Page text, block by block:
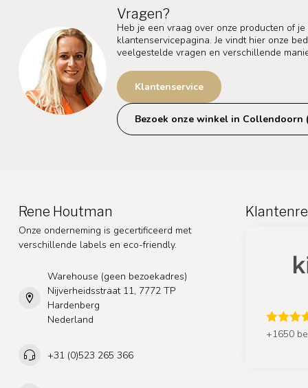
Vragen?
Heb je een vraag over onze producten of
klantenservicepagina. Je vindt hier onze
veelgestelde vragen en verschillende
Klantenservice
Bezoek onze winkel in Collendoorn
Rene Houtman
Onze onderneming is gecertificeerd met
verschillende labels en eco-friendly.
Warehouse (geen bezoekadres)
Nijverheidsstraat 11, 7772 TP
Hardenberg
Nederland
+31 (0)523 265 366
+1650